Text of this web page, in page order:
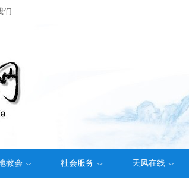
们
教会 社会服务 天风在线